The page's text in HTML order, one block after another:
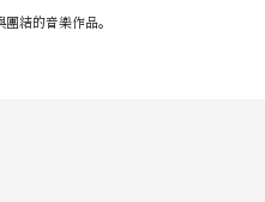
結的音樂作品。